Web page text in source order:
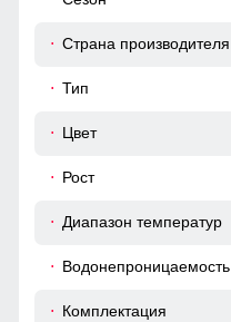
Страна производителя
Тип
Цвет
Рост
Диапазон температур
Водонепроницаемость
Комплектация